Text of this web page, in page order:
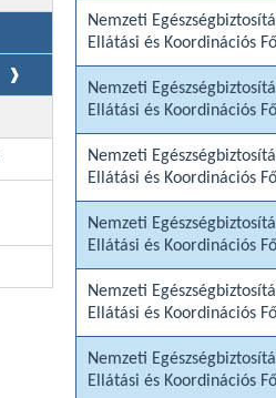
Nemzeti
Ellátási és Koordinációs
Nemzeti
Ellátási és Koordinációs
Nemzeti
Ellátási és Koordinációs
Nemzeti
Ellátási és Koordinációs
Nemzeti
Ellátási és Koordinációs
Nemzeti
Ellátási és Koordinációs